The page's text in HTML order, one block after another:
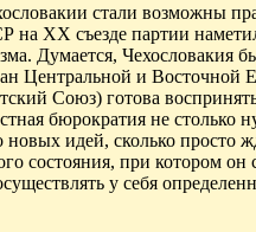
стали возможны
на ХХ съезде партии
Думается, Чехословакия
Центральной и Восточной
Союз) готова
бюрократия не столько
идей, сколько просто
состояния, при котором он
у себя